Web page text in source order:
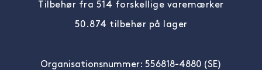
Tilbehør fra 514 forskellige varemærker
50.874 tilbehør på lager
Organisationsnummer: 556818-4880 (SE)